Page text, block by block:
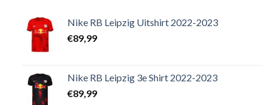
Nike RB Leipzig Uitshirt 2022-2023
€89,99
Nike RB Leipzig 3e Shirt 2022-2023
€89,99